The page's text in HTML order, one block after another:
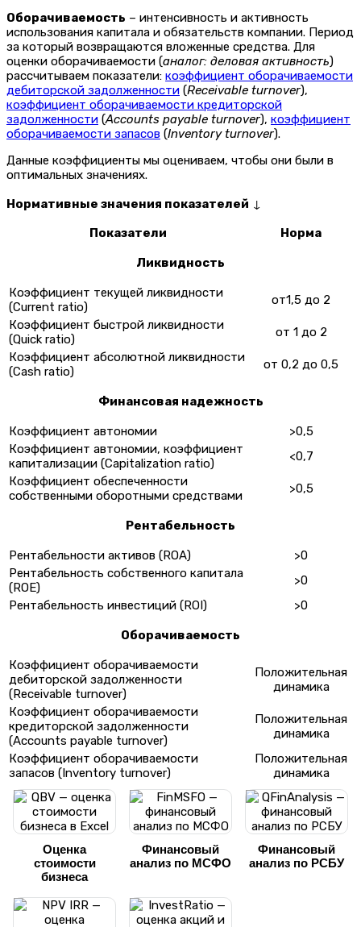
Оборачиваемость – интенсивность и активность
использования капитала и обязательств компании. Период
за который возвращаются вложенные средства. Для
оценки оборачиваемости (аналог: деловая активность)
рассчитываем показатели: коэффициент оборачиваемости
дебиторской задолженности (Receivable turnover),
коэффициент оборачиваемости кредиторской
задолженности (Accounts payable turnover), коэффициент
оборачиваемости запасов (Inventory turnover).
Данные коэффициенты мы оцениваем, чтобы они были в
оптимальных значениях.
Нормативные значения показателей ↓
Показатели
Норма
Ликвидность
Коэффициент текущей ликвидности
(Current ratio)
от1,5 до 2
Коэффициент быстрой ликвидности
(Quick ratio)
от 1 до 2
Коэффициент абсолютной ликвидности
(Cash ratio)
от 0,2 до 0,5
Финансовая надежность
Коэффициент автономии
>0,5
Коэффициент автономии, коэффициент
капитализации (Capitalization ratio)
<0,7
Коэффициент обеспеченности
собственными оборотными средствами
>0,5
Рентабельность
Рентабельности активов (ROA)
>0
Рентабельность собственного капитала
(ROE)
>0
Рентабельность инвестиций (ROI)
>0
Оборачиваемость
Коэффициент оборачиваемости
дебиторской задолженности
(Receivable turnover)
Положительная
динамика
Коэффициент оборачиваемости
кредиторской задолженности
(Accounts payable turnover)
Положительная
динамика
Коэффициент оборачиваемости
запасов (Inventory turnover)
Положительная
динамика
Оценка
стоимости
бизнеса
Финансовый
анализ по МСФО
Финансовый
анализ по РСБУ